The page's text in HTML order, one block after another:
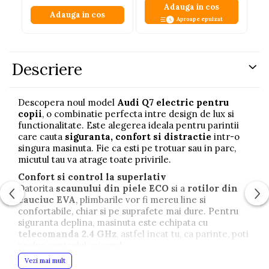
Adauga in cos
Adauga in cos
Aproape epuizat
Descriere
Descopera noul model Audi Q7 electric pentru
copii, o combinatie perfecta intre design de lux si
functionalitate. Este alegerea ideala pentru parintii
care cauta siguranta, confort si distractie intr-o
singura masinuta. Fie ca esti pe trotuar sau in parc,
micutul tau va atrage toate privirile.
Confort si control la superlativ
Datorita scaunului din piele ECO si a rotilor din
cauciuc EVA, plimbarile vor fi mereu line si
confortabile, chiar si pe suprafete mai dure. Pentru
siguranta deplina, masinuta este echipata cu
telecomanda 2.4 GHz , astfel incat tu, ca parinte, poti
Functii care ii fac ochii sa lumineze
Vezi mai mult